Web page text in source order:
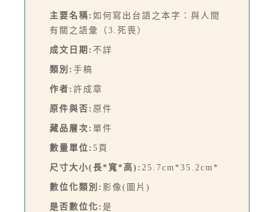
主要名稱: 如何寫出台語之本字：與人間
有關之語彙（3.死喪）
成文日期: 不詳
類別: 手稿
作者: 許成章
原件與否: 原件
藏品層次: 單件
數量單位: 5頁
尺寸大小(長*寬*高): 25.7cm*35.2cm*
數位化類別: 影像(圖片)
是否數位化: 是